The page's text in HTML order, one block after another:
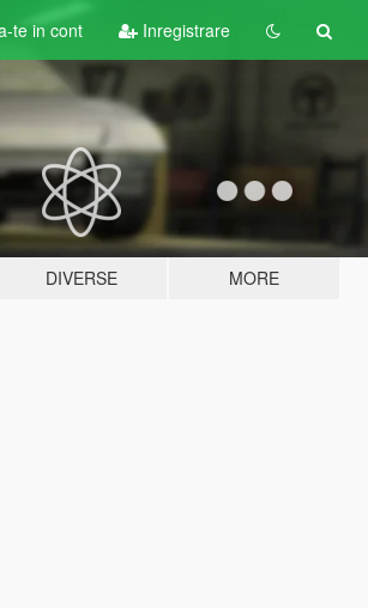
te in cont Inregistrare
DIVERSE MORE